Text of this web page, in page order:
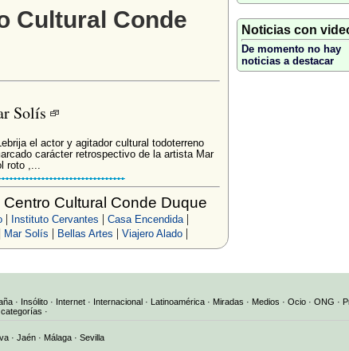
Cultural Conde
Solís
el actor y agitador cultural todoterreno
carácter retrospectivo de la artista Mar
roto ,...
Cultural Conde Duque
| Instituto Cervantes | Casa Encendida|
Mar Solís | Bellas Artes | Viajero Alado|
Noticias con
De momento no hay
noticias a destacar
· Insólito · Internet · Internacional · Latinoamérica · Miradas · Medios · Ocio · ONG ·
·
· Jaén · Málaga · Sevilla